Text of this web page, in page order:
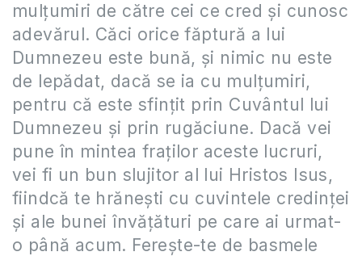
mulţumiri de către cei ce cred şi cunosc
adevărul. Căci orice făptură a lui
Dumnezeu este bună, şi nimic nu este
de lepădat, dacă se ia cu mulţumiri,
pentru că este sfinţit prin Cuvântul lui
Dumnezeu şi prin rugăciune. Dacă vei
pune în mintea fraţilor aceste lucruri,
vei fi un bun slujitor al lui Hristos Isus,
fiindcă te hrăneşti cu cuvintele credinţei
şi ale bunei învăţături pe care ai urmat-
o până acum. Fereşte-te de basmele